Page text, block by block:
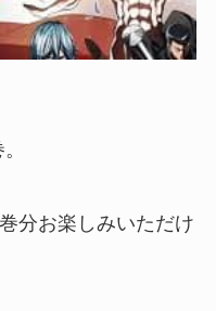
分お楽しみいただけ